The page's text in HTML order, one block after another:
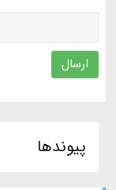
ارسال
پیوندها